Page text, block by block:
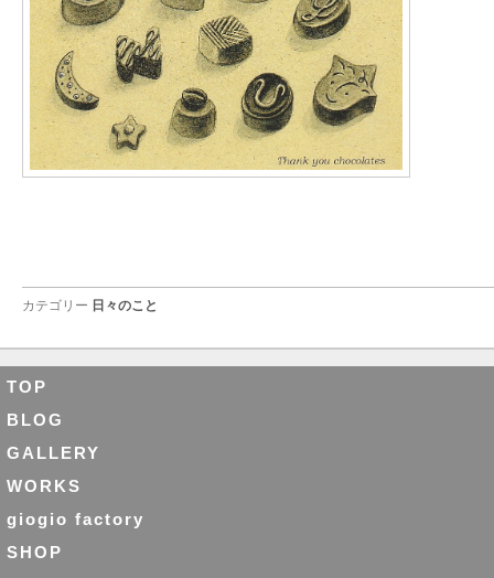
カテゴリー 日々のこと
TOP
BLOG
GALLERY
WORKS
giogio factory
SHOP